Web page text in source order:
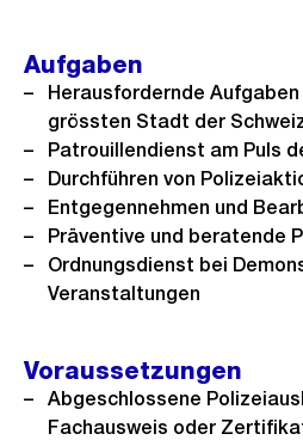
Aufgaben
Herausfordernde
grössten Stadt der
Patrouillendienst am Puls
Durchführen von
Entgegennehmen und
Präventive und beratende
Ordnungsdienst bei
Veranstaltungen
Voraussetzungen
Abgeschlossene
Fachausweis oder